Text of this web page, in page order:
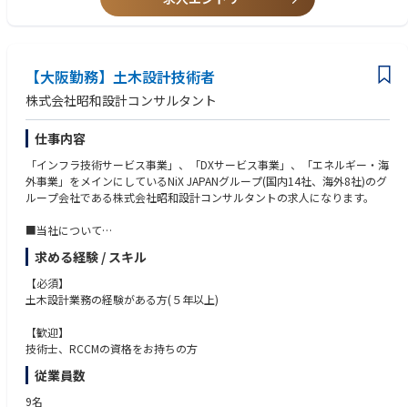
【大阪勤務】土木設計技術者
株式会社昭和設計コンサルタント
仕事内容
「インフラ技術サービス事業」、「DXサービス事業」、「エネルギー・海
外事業」をメインにしているNiX JAPANグループ(国内14社、海外8社)のグ
ループ会社である株式会社昭和設計コンサルタントの求人になります。
■当社について
当社は、上下水道分野に特化した建設コンサルタントです。
上下水道に絞ることで専門性を高め、官公庁案件を中心に安定受注。CA
D・各種計算ソフトをはじめとしたツールやノウハウを据え揃え、精度の
高い設計を可能にしています。
官公庁から直接ご依頼いただく案件が多いため、社会インフラを支えると
いう大きなやりがいを実感できます。専門性をじっくり高めていける環境
です。
■仕事内容
上下水道を中心とした官公庁案件において、計画・設計業務をご担当いた
求める経験 / スキル
【必須】
土木設計業務の経験がある方(５年以上)
【歓迎】
技術士、RCCMの資格をお持ちの方
従業員数
9名